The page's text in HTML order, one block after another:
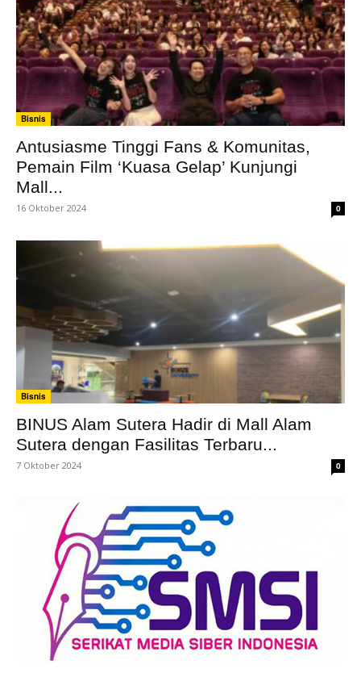
Bisnis
Antusiasme Tinggi Fans & Komunitas,
Pemain Film ‘Kuasa Gelap’ Kunjungi
Mall...
16 Oktober 2024 0
Bisnis
BINUS Alam Sutera Hadir di Mall Alam
Sutera dengan Fasilitas Terbaru...
7 Oktober 2024 0